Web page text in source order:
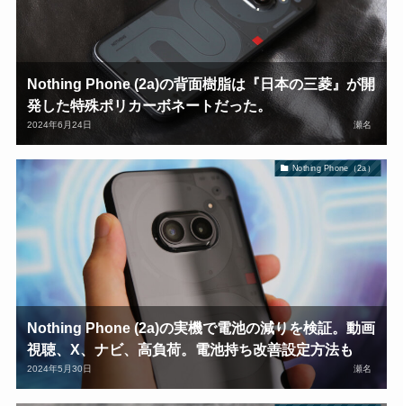
Nothing Phone (2a)の背面樹脂は『日本の三菱』が開
発した特殊ポリカーボネートだった。
2024年6月24日 瀬名
Nothing Phone（2a）
Nothing Phone (2a)の実機で電池の減りを検証。動画
視聴、X、ナビ、高負荷。電池持ち改善設定方法も
2024年5月30日 瀬名